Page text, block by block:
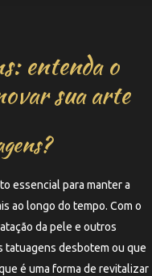
entenda o
sua arte
essencial para manter a
ao longo do tempo. Com o
da pele e outros
tatuagens desbotem ou que
é uma forma de revitalizar